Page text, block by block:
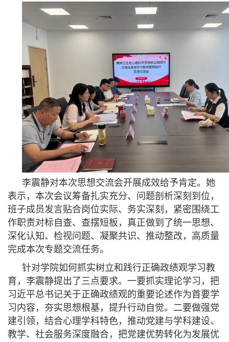
李震静对本次思想交流会开展成效给予肯定。她
表示，本次会议筹备扎实充分、问题剖析深刻到位，
班子成员发言贴合岗位实际、务实深刻，紧密围绕工
作职责对标自查、查摆短板，真正做到了统一思想、
深化认知、检视问题、凝聚共识、推动整改，高质量
完成本次专题交流任务。
针对学院如何抓实树立和践行正确政绩观学习教
育，李震静提出了三点要求。一要抓实理论学习，把
习近平总书记关于正确政绩观的重要论述作为首要学
习内容，夯实思想根基，提升行动自觉。二要做强党
建引领，结合心理学科特色，推动党建与学科建设、
教学、社会服务深度融合，把党建优势转化为发展优